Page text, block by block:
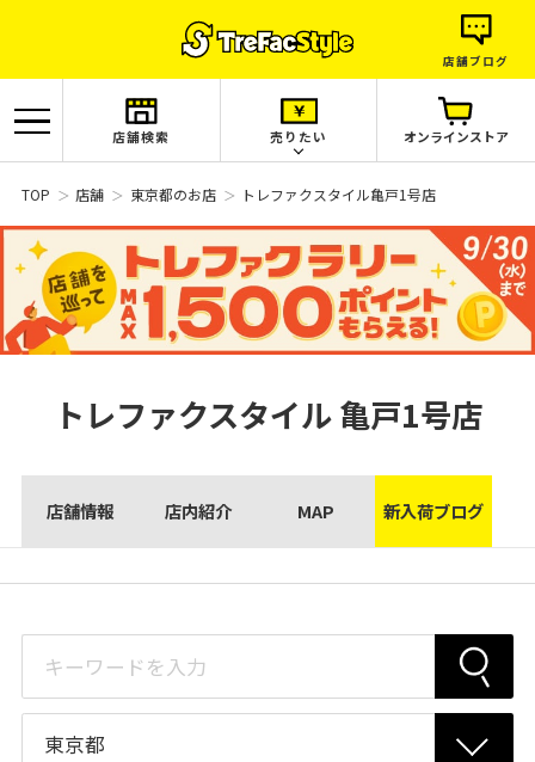
店舗ブログ
店舗検索 売りたい オンラインストア
TOP 店舗 東京都のお店 トレファクスタイル亀戸1号店
トレファクスタイル亀戸1号店
店舗情報 店内紹介 MAP 新入荷ブログ